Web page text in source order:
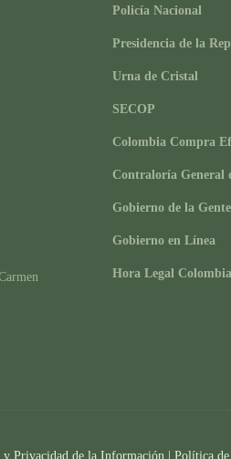
Policía Nacional
Presidencia de la
Urna de Cristal
SECOP
Colombia Compra
Contraloría General
Gobierno de la Gente
Gobierno en Línea
Hora Legal
y Privacidad de la Información | Política